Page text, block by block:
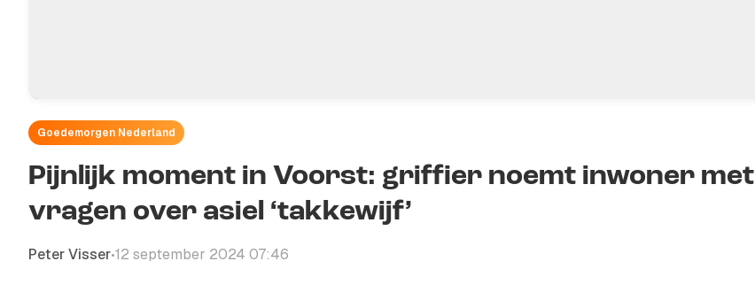
Goedemorgen Nederland
Pijnlijk moment in Voorst: griffier noemt inwoner met
vragen over asiel ‘takkewijf’
Peter Visser•12 september 2024 07:46